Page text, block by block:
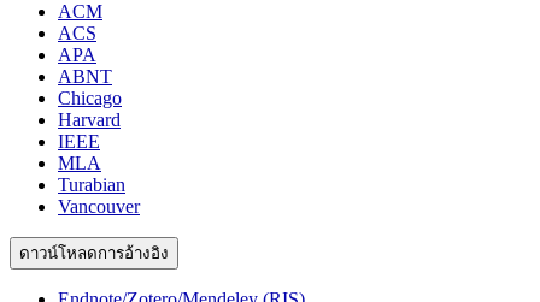
ACM
ACS
APA
ABNT
Chicago
Harvard
IEEE
MLA
Turabian
Vancouver
ดาวน์โหลดการอ้างอิง